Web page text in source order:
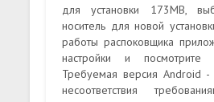
для установки 173MB,
носитель для новой
работы распоковщика
настройки и
Требуемая версия Android
несоответствия